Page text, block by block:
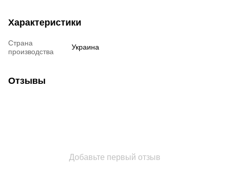
Характеристики
Страна
производства
Украина
Отзывы
Добавьте первый отзыв